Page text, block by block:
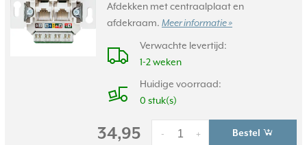
Afdekken met centraalplaat en
afdekraam. Meer informatie »
Verwachte levertijd:
1-2 weken
Huidige voorraad:
0 stuk(s)
34,95 +
- Bestel